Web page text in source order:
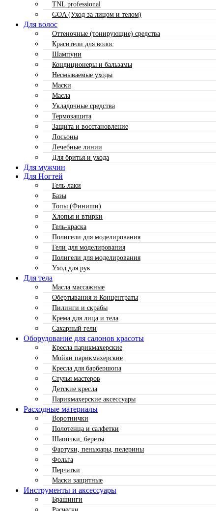
TNL professional
GOA (Уход за лицом и телом)
Для волос
Оттеночные (тонирующие) средства
Красители для волос
Шампуни
Кондиционеры и бальзамы
Несмываемые уходы
Маски
Масла
Укладочные средства
Термозащита
Защита и восстановление
Лосьоны
Лечебные линии
Для бритья и ухода
Для мужчин
Для Ногтей
Гель-лаки
Базы
Топы (Финиши)
Хлопья и втирки
Гель-краска
Полигели для моделирования
Гели для моделирования
Полигели для моделирования
Уход для рук
Для тела
Масла массажные
Обертывания и Концентраты
Пилинги и скрабы
Крема для лица и тела
Сахарный гели
Оборудование для салонов красоты
Кресла парикмахерские
Мойки парикмахерские
Кресла для барбершопа
Стулья мастеров
Детские кресла
Парикмахерские аксессуары
Расходные материалы
Воротнички
Полотенца и салфетки
Шапочки, береты
Фартуки, пеньюары, пелерины
Фольга
Перчатки
Маски защитные
Инструменты и аксессуары
Брашинги